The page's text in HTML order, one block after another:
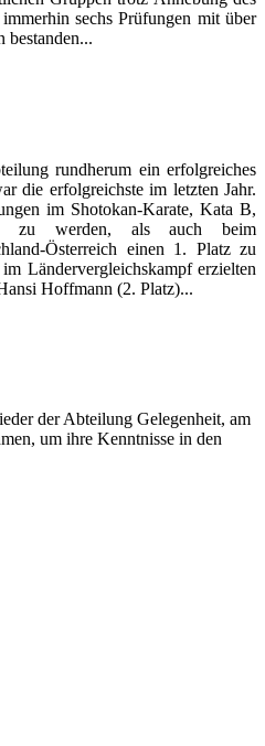
sechs Prüfungen mit über
bestanden...
rundherum ein erfolgreiches
die erfolgreichste im letzten Jahr.
im Shotokan-Karate, Kata B,
zu werden, als auch beim
Österreich einen 1. Platz zu
Ländervergleichskampf erzielten
Hoffmann (2. Platz)...
der Abteilung Gelegenheit, am
um ihre Kenntnisse in den